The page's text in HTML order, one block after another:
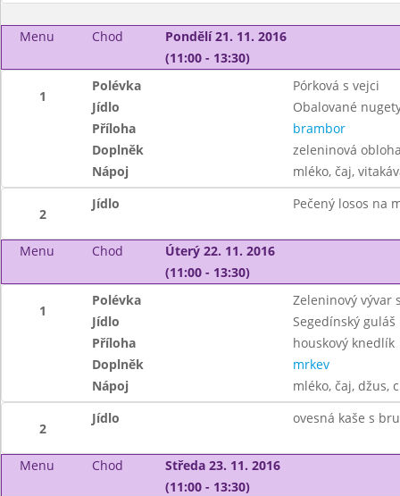
Menu Chod
Pondělí 21. 11. 2016
(11:00 - 13:30)
1
Polévka
Pórková s vejci
Jídlo
Obalované
Příloha
brambor
Doplněk
zeleninová
Nápoj
mléko, čaj,
2
Jídlo Pečený losos na
Menu Chod
Úterý 22. 11. 2016
(11:00 - 13:30)
1
Polévka
Zeleninový vývar
Jídlo
Segedínský guláš
Příloha
houskový knedlík
Doplněk
mrkev
Nápoj
mléko, čaj, džus,
2
Jídlo ovesná kaše s
Menu Chod
Středa 23. 11. 2016
(11:00 - 13:30)